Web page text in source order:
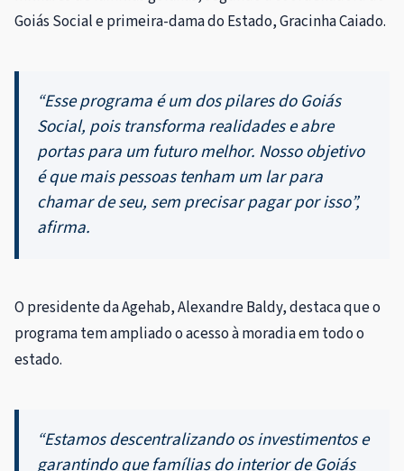
Goiás Social e primeira-dama do Estado, Gracinha Caiado.
“Esse programa é um dos pilares do Goiás
Social, pois transforma realidades e abre
portas para um futuro melhor. Nosso objetivo
é que mais pessoas tenham um lar para
chamar de seu, sem precisar pagar por isso”,
afirma.
O presidente da Agehab, Alexandre Baldy, destaca que o
programa tem ampliado o acesso à moradia em todo o
estado.
“Estamos descentralizando os investimentos e
garantindo que famílias do interior de Goiás